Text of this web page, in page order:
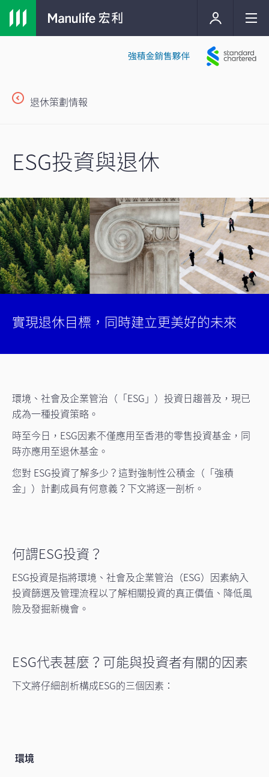
退休策劃情報
ESG投資與退休
實現退休目標，同時建立更美好的未來
環境、社會及企業管治（「ESG」）投資日趨普及，現已
成為一種投資策略。
時至今日，ESG因素不僅應用至香港的零售投資基金，同
時亦應用至退休基金。
您對 ESG投資了解多少？這對強制性公積金（「強積
金」）計劃成員有何意義？下文將逐一剖析。
何謂ESG投資？
ESG投資是指將環境、社會及企業管治（ESG）因素納入
投資篩選及管理流程以了解相關投資的真正價值、降低風
險及發掘新機會。
ESG代表甚麼？可能與投資者有關的因素
下文將仔細剖析構成ESG的三個因素：
環境